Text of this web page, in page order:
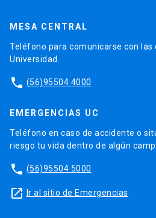
MESA CENTRAL
Teléfono para comunicarse con las
Universidad.
phone (56)95504 4000
EMERGENCIAS UC
Teléfono en caso de accidente o
riesgo tu vida dentro de algún
phone (56)95504 5000
launch Ir al sitio de Emergencias